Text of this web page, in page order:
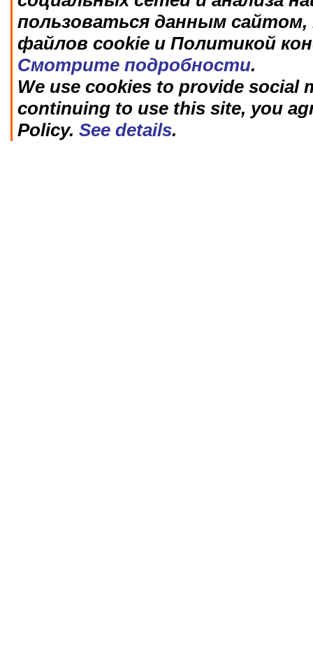
пользоваться данным
файлов cookie и Политикой
Смотрите подробности.
We use cookies to provide social
continuing to use this site, you
Policy. See details.